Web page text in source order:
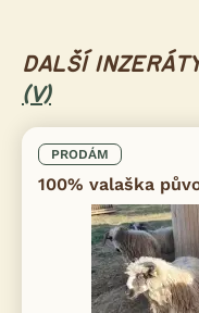
DALŠÍ
(V)
PRODÁM
100% valaška